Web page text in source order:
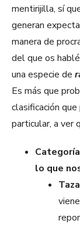
mentirijilla, sí
generan
manera de
del que os
una especie de
Es más que
clasificación
particular, a ver
lo que